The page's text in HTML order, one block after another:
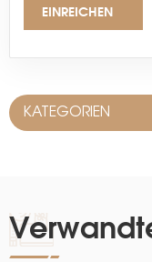
EINREICHEN
KATEGORIEN